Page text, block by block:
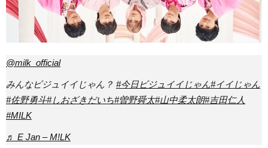
@milk_official
みんなビジュイイじゃん？ #今日ビジュイイじゃん#イイじゃん
#佐野勇斗#しおざきだいち#曽野舜太#山中柔太朗#吉田仁人
#MILK
♬ E Jan – M!LK